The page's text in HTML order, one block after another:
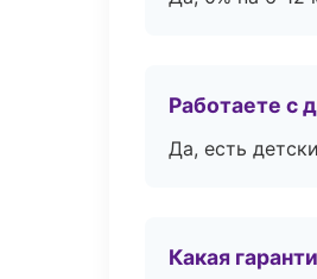
Работаете с
Да, есть
Какая